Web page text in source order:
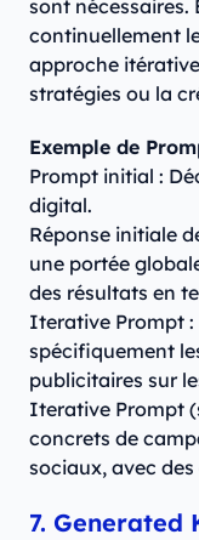
sont nécessaires.
continuellement
approche
stratégies ou la
Exemple de
Prompt initial :
digital.
Réponse initiale
une portée
des résultats en
Iterative Prompt :
spécifiquement
publicitaires sur
Iterative Prompt
concrets de
sociaux, avec
7. Generated